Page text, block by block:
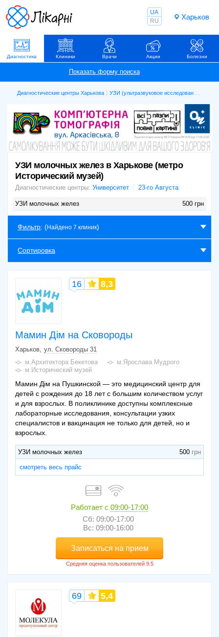
Харьков
UA
RU
Диагностика Клиники Врачи Акции Болезни
Диагностические центры Харькова УЗИ (ультразвуковое исследование)
УЗИ молочных желез в Харькове (метро
Исторический музей)
Диагностические центры: Университет 23-го Августа
УЗИ молочных желез 500 грн
Фильтр: (Найдено 7 клиник)
Сортировка
Мамин Дім на Сковороды
16 8,3
Харьков ул. Сковороды 31
м.Архитектора Бекетова
м.Ярослава Мудрого
м.Исторический музей
Мамин Дім на Пушкинской — это медицинский центр для
детей с рождения до 18 лет с большим количеством услуг
и для взрослых. В поликлинике доступны комплексные
лабораторные исследования, консультации узких
специалистов и вакцинация не только для детей, но и
взрослых.
УЗИ молочных желез 500
смотреть весь прайс
Работает с 09:00-17:00
Сб: 09:00-17:00
Вс: 09:00-16:00
Записаться на прием
69 5,4